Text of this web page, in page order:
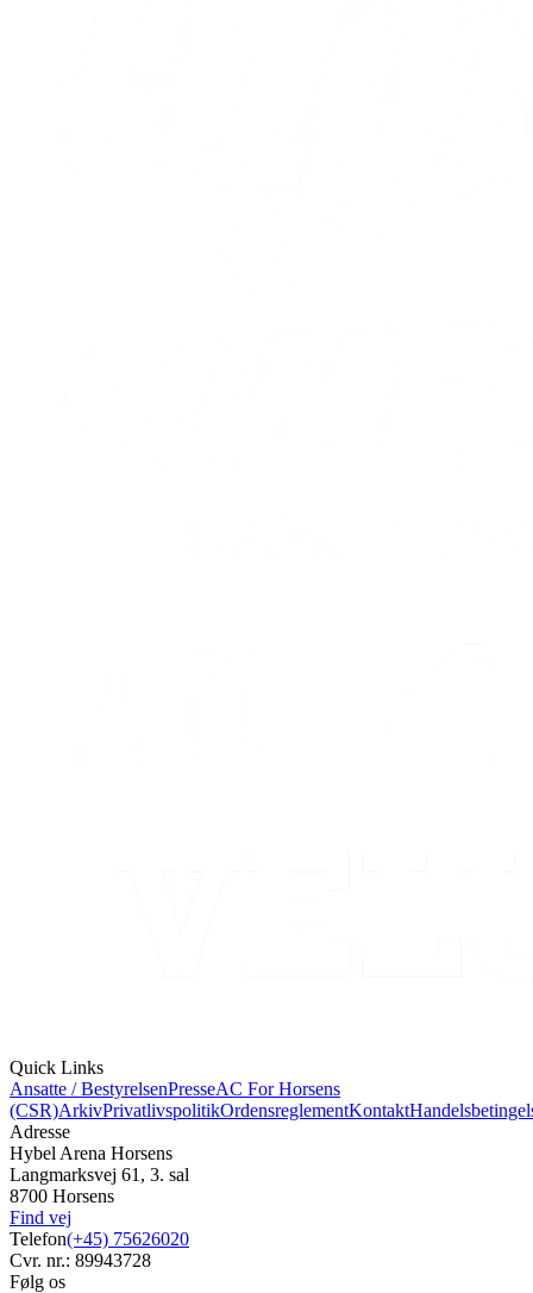
Quick Links
Ansatte / BestyrelsenPresseAC For Horsens
(CSR)ArkivPrivatlivspolitikOrdensreglementKontakt
Adresse
Hybel Arena Horsens
Langmarksvej 61, 3. sal
8700 Horsens
Find vej
Telefon(+45) 75626020
Cvr. nr.: 89943728
Følg os